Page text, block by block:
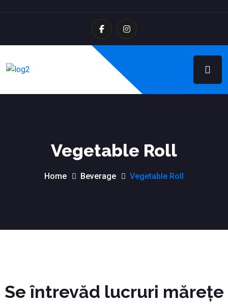
Vegetable Roll
Home Beverage Vegetable Roll
Se întrevăd lucruri mărețe